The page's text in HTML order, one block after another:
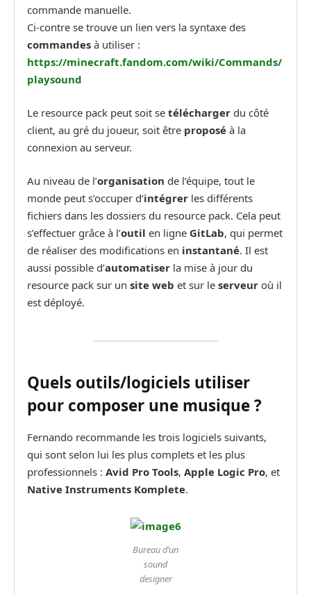
commande manuelle.
Ci-contre se trouve un lien vers la syntaxe des
commandes à utiliser :
https://minecraft.fandom.com/wiki/Commands/
playsound
Le resource pack peut soit se télécharger du côté
client, au gré du joueur, soit être proposé à la
connexion au serveur.
Au niveau de l’organisation de l’équipe, tout le
monde peut s’occuper d’intégrer les différents
fichiers dans les dossiers du resource pack. Cela peut
s’effectuer grâce à l’outil en ligne GitLab, qui permet
de réaliser des modifications en instantané. Il est
aussi possible d’automatiser la mise à jour du
resource pack sur un site web et sur le serveur où il
est déployé.
Quels outils/logiciels utiliser
pour composer une musique ?
Fernando recommande les trois logiciels suivants,
qui sont selon lui les plus complets et les plus
professionnels : Avid Pro Tools, Apple Logic Pro, et
Native Instruments Komplete.
Bureau d’un
sound
designer